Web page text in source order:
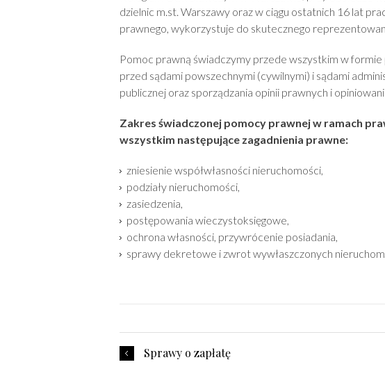
dzielnic m.st. Warszawy oraz w ciągu ostatnich 16 lat
prawnego, wykorzystuje do skutecznego
Pomoc prawną świadczymy przede wszystkim w
przed sądami powszechnymi (cywilnymi) i sądami
publicznej oraz sporządzania opinii prawnych i
Zakres świadczonej pomocy prawnej w ramach
wszystkim następujące zagadnienia prawne:
zniesienie współwłasności nieruchomości,
podziały nieruchomości,
zasiedzenia,
postępowania wieczystoksięgowe,
ochrona własności, przywrócenie posiadania,
sprawy dekretowe i zwrot wywłaszczonych
Sprawy o zapłatę